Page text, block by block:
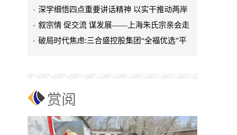
程有限公司发展纪实
深学细悟四点重要讲话精神 以实干推动两岸
融合发展
叙宗情 促交流 谋发展——上海朱氏宗亲会走
进上海晨烨家具有限公
破局时代焦虑:三合盛控股集团“全福优选”平
赏阅